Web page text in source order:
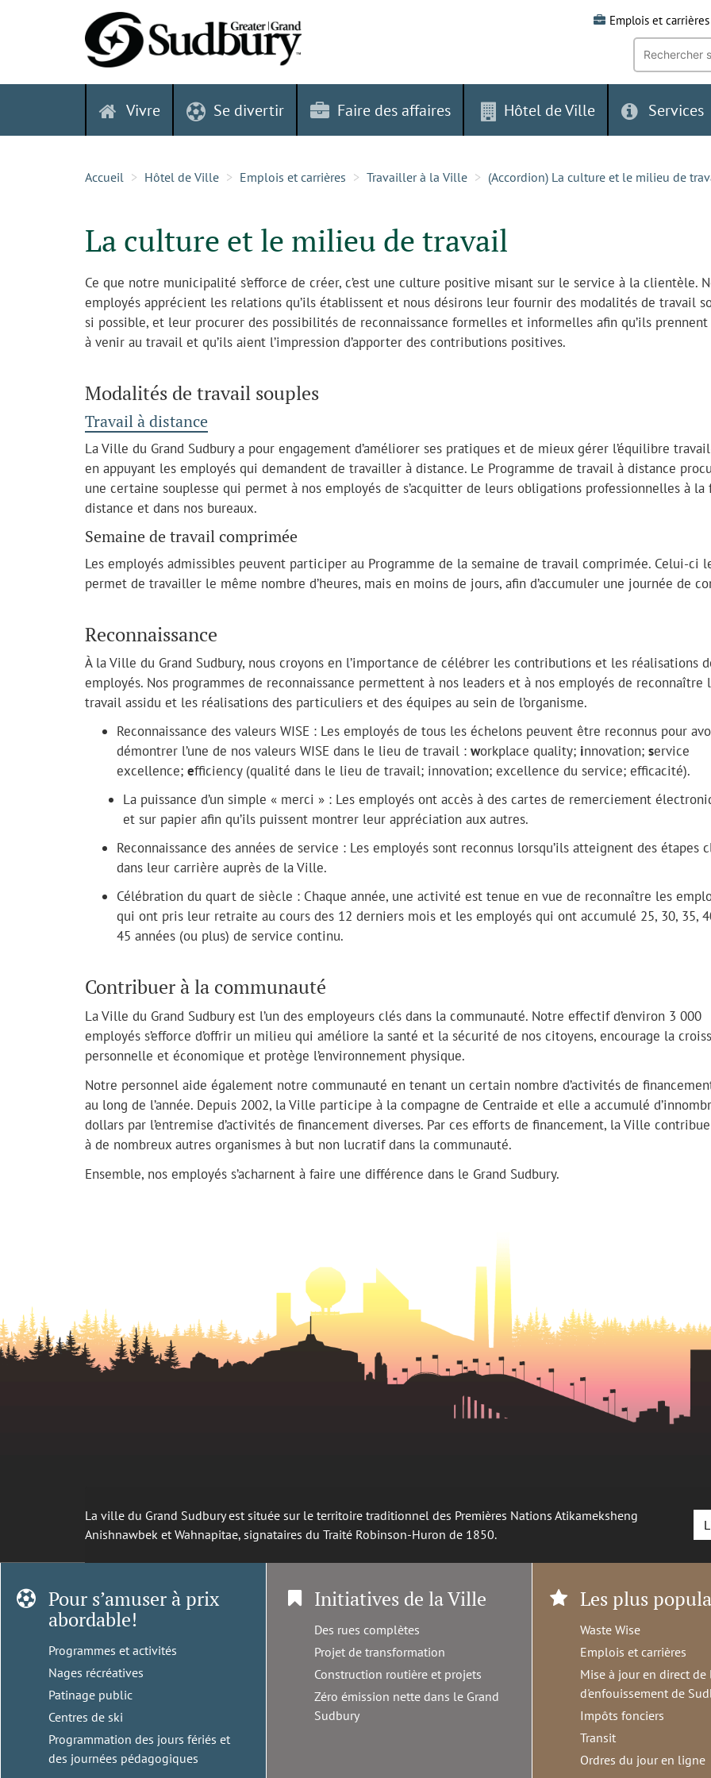
Emplois et carrières
Recherche
mot-
clé:
Vivre Se divertir Faire des affaires Hôtel de Ville Services
Accueil Hôtel de Ville Emplois et carrières Travailler à la Ville (Accordion) La culture et le milieu de
La culture et le milieu de travail
Ce que notre municipalité s’efforce de créer, c’est une culture positive misant sur le service à la clientèle.
employés apprécient les relations qu’ils établissent et nous désirons leur fournir des modalités de travail
si possible, et leur procurer des possibilités de reconnaissance formelles et informelles afin qu’ils
à venir au travail et qu’ils aient l’impression d’apporter des contributions positives.
Modalités de travail souples
Travail à distance
La Ville du Grand Sudbury a pour engagement d’améliorer ses pratiques et de mieux gérer l’équilibre
en appuyant les employés qui demandent de travailler à distance. Le Programme de travail à distance
une certaine souplesse qui permet à nos employés de s’acquitter de leurs obligations professionnelles à la
distance et dans nos bureaux.
Semaine de travail comprimée
Les employés admissibles peuvent participer au Programme de la semaine de travail comprimée. Celui-ci
permet de travailler le même nombre d’heures, mais en moins de jours, afin d’accumuler une journée de
Reconnaissance
À la Ville du Grand Sudbury, nous croyons en l’importance de célébrer les contributions et les réalisations
employés. Nos programmes de reconnaissance permettent à nos leaders et à nos employés de reconnaître
travail assidu et les réalisations des particuliers et des équipes au sein de l’organisme.
Reconnaissance des valeurs WISE : Les employés de tous les échelons peuvent être reconnus pour
démontrer l’une de nos valeurs WISE dans le lieu de travail : workplace quality; innovation; service
excellence; efficiency (qualité dans le lieu de travail; innovation; excellence du service; efficacité).
La puissance d’un simple « merci » : Les employés ont accès à des cartes de remerciement
et sur papier afin qu’ils puissent montrer leur appréciation aux autres.
Reconnaissance des années de service : Les employés sont reconnus lorsqu’ils atteignent des étapes
dans leur carrière auprès de la Ville.
Célébration du quart de siècle : Chaque année, une activité est tenue en vue de reconnaître les
qui ont pris leur retraite au cours des 12 derniers mois et les employés qui ont accumulé 25, 30, 35,
45 années (ou plus) de service continu.
Contribuer à la communauté
La Ville du Grand Sudbury est l’un des employeurs clés dans la communauté. Notre effectif d’environ 3 000
employés s’efforce d’offrir un milieu qui améliore la santé et la sécurité de nos citoyens, encourage la
personnelle et économique et protège l’environnement physique.
Notre personnel aide également notre communauté en tenant un certain nombre d’activités de
au long de l’année. Depuis 2002, la Ville participe à la compagne de Centraide et elle a accumulé
dollars par l’entremise d’activités de financement diverses. Par ces efforts de financement, la Ville contribue
à de nombreux autres organismes à but non lucratif dans la communauté.
Ensemble, nos employés s’acharnent à faire une différence dans le Grand Sudbury.
La ville du Grand Sudbury est située sur le territoire traditionnel des Premières Nations Atikameksheng
Anishnawbek et Wahnapitae, signataires du Traité Robinson-Huron de 1850.
Pour s’amuser à prix
abordable!
Programmes et activités
Nages récréatives
Patinage public
Centres de ski
Programmation des jours fériés et
des journées pédagogiques
Initiatives de la Ville
Des rues complètes
Projet de transformation
Construction routière et projets
Zéro émission nette dans le Grand
Sudbury
Les plus
Waste Wise
Emplois et carrières
Mise à jour en direct de
d'enfouissement de
Impôts fonciers
Transit
Ordres du jour en ligne